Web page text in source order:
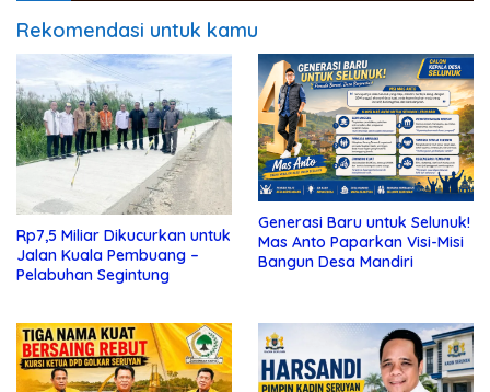
Rekomendasi untuk kamu
Rp7,5 Miliar Dikucurkan untuk
Jalan Kuala Pembuang –
Pelabuhan Segintung
Generasi Baru untuk Selunuk!
Mas Anto Paparkan Visi-Misi
Bangun Desa Mandiri